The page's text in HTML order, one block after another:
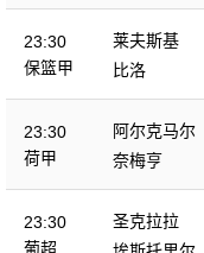
23:30
保篮甲
莱夫斯基
比洛
23:30
荷甲
阿尔克马尔
奈梅亨
23:30
葡超
圣克拉拉